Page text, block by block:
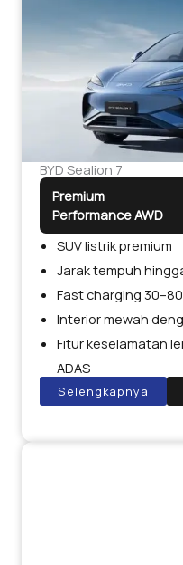
BYD Sealion 7
Premium
Performance AWD
SUV listrik premium
Jarak tempuh
Fast charging
Interior mewah
Fitur keselamatan
ADAS
Selengkapnya